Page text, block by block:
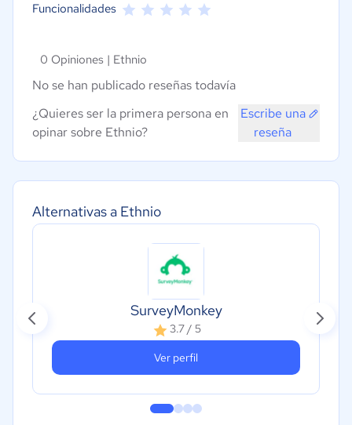
Alternativas a Ethnio
SurveyMonkey
3.7 / 5
Ver perfil
Funcionalidades
0 Opiniones | Ethnio
No se han publicado reseñas todavía
¿Quieres ser la primera persona en
opinar sobre Ethnio?
Escribe una
reseña